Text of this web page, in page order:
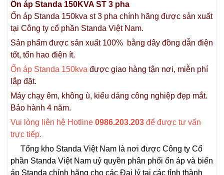
Ổn áp Standa 150KVA ST 3 pha
Ổn áp Standa 150kva st 3 pha chính hãng được sản xuất
tại Công ty cổ phần Standa Việt Nam.
Sản phẩm được sản xuất 100% bằng dây đồng dẫn điện
tốt, tổn hao điện ít.
Ổn áp Standa 150kva được giao hàng tận nơi, miễn phí
lắp đặt.
Máy chạy êm, không ù, kiểu dáng công nghiệp đẹp mắt.
Bảo hành 4 năm.
Vui lòng liên hệ Hotline 0986.203.203 để được tư vấn
trực tiếp.
Tổng kho Standa Việt Nam là nơi được Công ty Cổ
phần Standa Việt Nam uỷ quyền phân phối ổn áp và biến
áp Standa chính hãng cho các Đại lý tại các tỉnh thành